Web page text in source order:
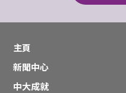
主頁
新聞中心
中大成就